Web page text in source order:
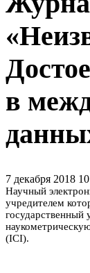
в
7 декабря 2018
Научный
учредителем
государственный
(ICI).